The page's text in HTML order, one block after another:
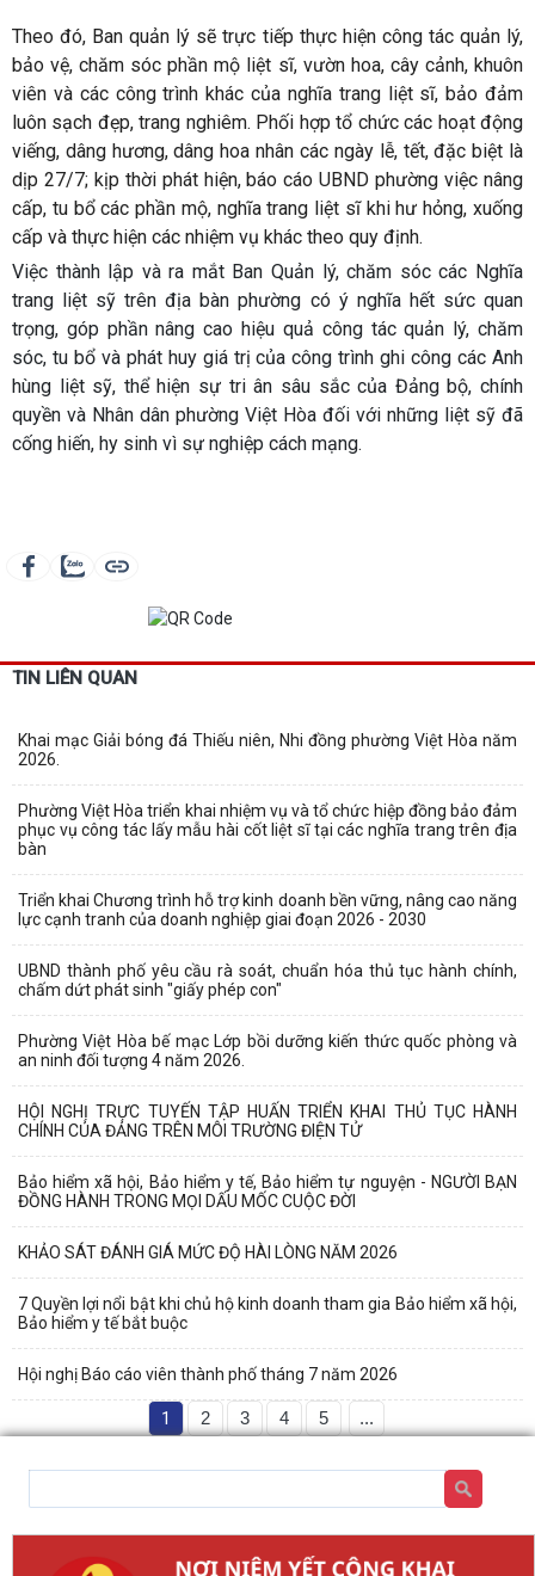
Theo đó, Ban quản lý sẽ trực tiếp thực hiện công tác quản lý,
bảo vệ, chăm sóc phần mộ liệt sĩ, vườn hoa, cây cảnh, khuôn
viên và các công trình khác của nghĩa trang liệt sĩ, bảo đảm
luôn sạch đẹp, trang nghiêm. Phối hợp tổ chức các hoạt động
viếng, dâng hương, dâng hoa nhân các ngày lễ, tết, đặc biệt là
dịp 27/7; kịp thời phát hiện, báo cáo UBND phường việc nâng
cấp, tu bổ các phần mộ, nghĩa trang liệt sĩ khi hư hỏng, xuống
cấp và thực hiện các nhiệm vụ khác theo quy định.
Việc thành lập và ra mắt Ban Quản lý, chăm sóc các Nghĩa
trang liệt sỹ trên địa bàn phường có ý nghĩa hết sức quan
trọng, góp phần nâng cao hiệu quả công tác quản lý, chăm
sóc, tu bổ và phát huy giá trị của công trình ghi công các Anh
hùng liệt sỹ, thể hiện sự tri ân sâu sắc của Đảng bộ, chính
quyền và Nhân dân phường Việt Hòa đối với những liệt sỹ đã
cống hiến, hy sinh vì sự nghiệp cách mạng.
TIN LIÊN QUAN
Khai mạc Giải bóng đá Thiếu niên, Nhi đồng phường Việt Hòa năm
2026.
Phường Việt Hòa triển khai nhiệm vụ và tổ chức hiệp đồng bảo đảm
phục vụ công tác lấy mẫu hài cốt liệt sĩ tại các nghĩa trang trên địa
bàn
Triển khai Chương trình hỗ trợ kinh doanh bền vững, nâng cao năng
lực cạnh tranh của doanh nghiệp giai đoạn 2026 - 2030
UBND thành phố yêu cầu rà soát, chuẩn hóa thủ tục hành chính,
chấm dứt phát sinh "giấy phép con"
Phường Việt Hòa bế mạc Lớp bồi dưỡng kiến thức quốc phòng và
an ninh đối tượng 4 năm 2026.
HỘI NGHỊ TRỰC TUYẾN TẬP HUẤN TRIỂN KHAI THỦ TỤC HÀNH
CHÍNH CỦA ĐẢNG TRÊN MÔI TRƯỜNG ĐIỆN TỬ
Bảo hiểm xã hội, Bảo hiểm y tế, Bảo hiểm tự nguyện - NGƯỜI BẠN
ĐỒNG HÀNH TRONG MỌI DẤU MỐC CUỘC ĐỜI
KHẢO SÁT ĐÁNH GIÁ MỨC ĐỘ HÀI LÒNG NĂM 2026
7 Quyền lợi nổi bật khi chủ hộ kinh doanh tham gia Bảo hiểm xã hội,
Bảo hiểm y tế bắt buộc
Hội nghị Báo cáo viên thành phố tháng 7 năm 2026
1 2 3 4 5 ...